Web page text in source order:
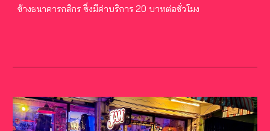
ข้างธนาคารกสิกร ซึ่งมีค่าบริการ 20 บาทต่อชั่วโมง